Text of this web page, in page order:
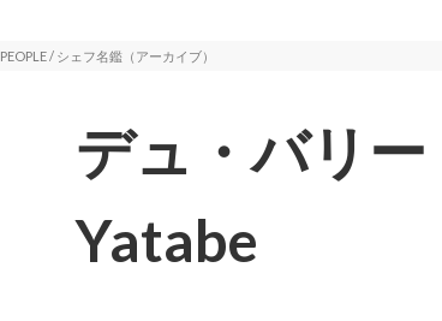
PEOPLE / シェフ名鑑（アーカイブ）
デュ・バリ
Yatabe